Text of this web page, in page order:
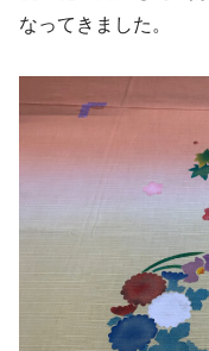
なってきました。